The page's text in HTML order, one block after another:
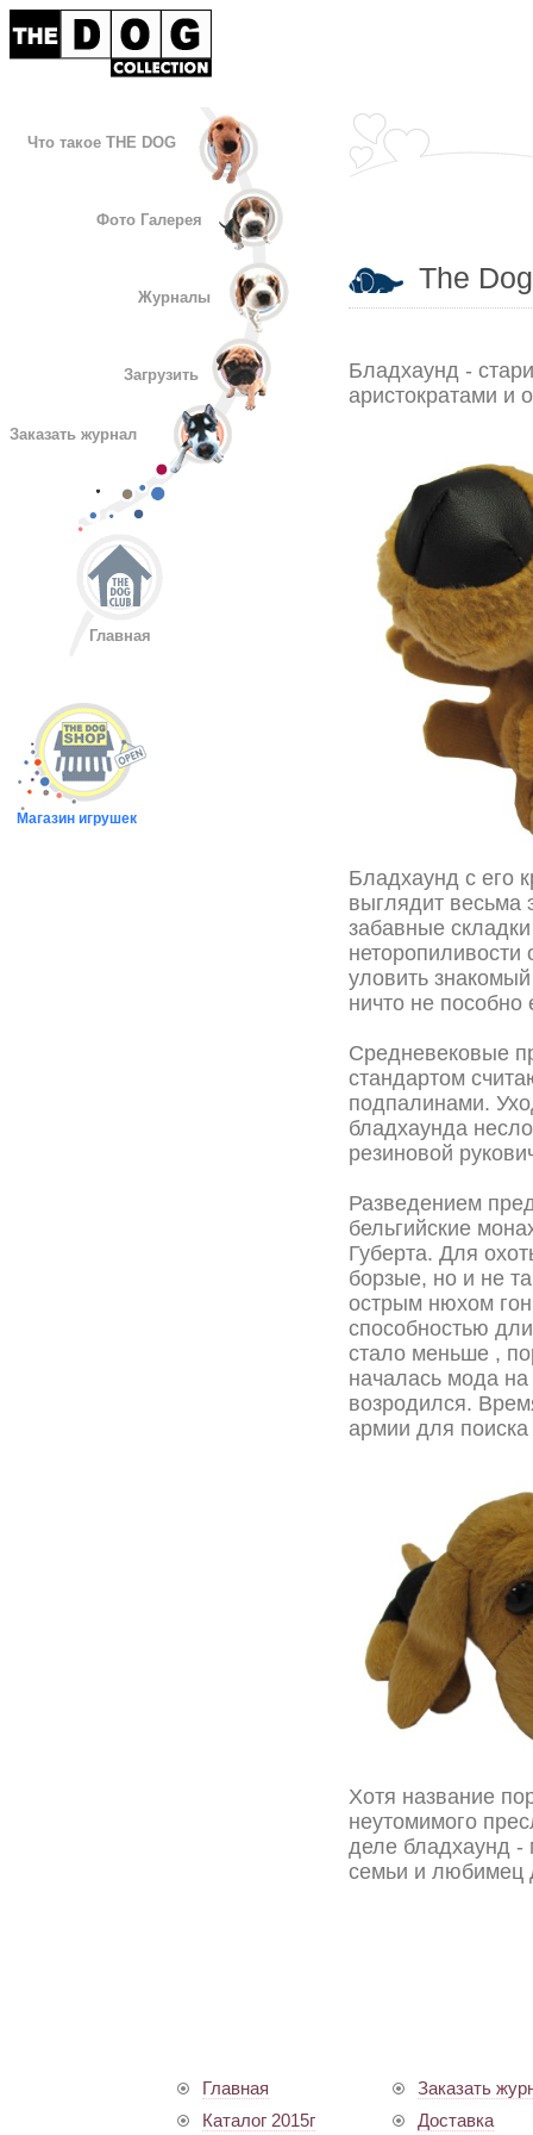
Что такое THE DOG
Фото Галерея
Журналы
Загрузить
Заказать журнал
Главная
Магазин игрушек
The
Бладхаунд -
аристократами и
Бладхаунд с его
выглядит весьма
забавные
уловить
ничто не пособно
Средневековые
стандартом
подпалинами.
бладхаунда
резиновой
Разведением
бельгийские
Губерта. Для
борзые, но и не
острым нюхом
способностью
стало меньше ,
началась мода
возродился.
армии для поиска
Хотя название
неутомимого
деле бладхаунд -
семьи и любимец
Главная
Каталог 2015г
Заказать
Доставка